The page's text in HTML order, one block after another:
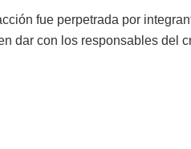
fue perpetrada por
dar con los responsables del